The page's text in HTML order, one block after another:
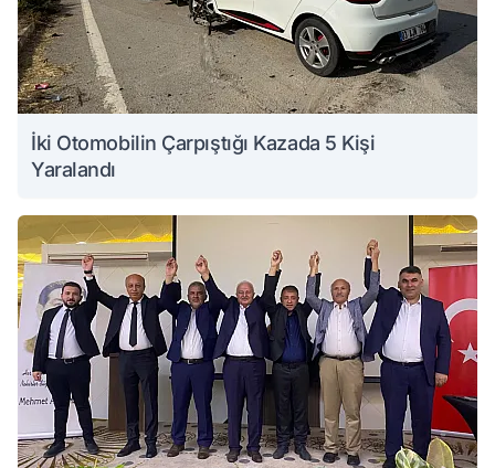
İki Otomobilin Çarpıştığı Kazada 5 Kişi
Yaralandı